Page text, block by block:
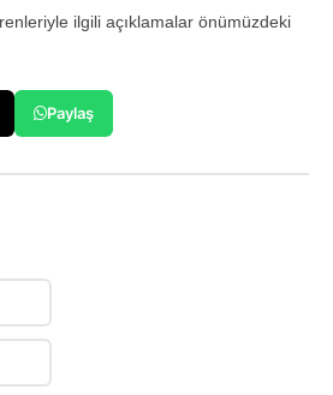
ilgili açıklamalar önümüzdeki
Paylaş